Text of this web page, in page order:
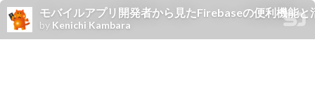
モバイルアプリ開発者から見たFirebaseの便利機能と
by Kenichi Kambara